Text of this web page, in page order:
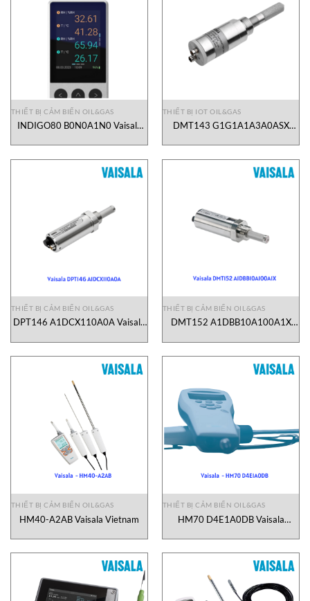
THIẾT BỊ CẢM BIẾN OIL&GAS
INDIGO80 B0N0A1N0 Vaisala
THIẾT BỊ IOT OIL&GAS
DMT143 G1G1A1A3A0ASX
THIẾT BỊ CẢM BIẾN OIL&GAS
DPT146 A1DCX110A0A Vaisala
THIẾT BỊ CẢM BIẾN OIL&GAS
DMT152 A1DBB10A100A1X
THIẾT BỊ CẢM BIẾN OIL&GAS
HM40-A2AB Vaisala Vietnam
THIẾT BỊ CẢM BIẾN OIL&GAS
HM70 D4E1A0DB Vaisala